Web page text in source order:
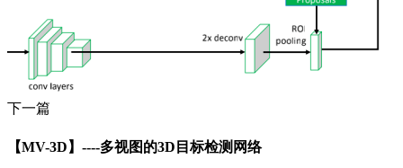
下一篇
【MV-3D】----多视图的3D目标检测网络